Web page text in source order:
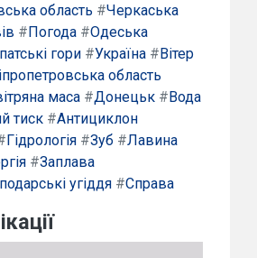
область #Черкаська
# Погода #Одеська
гори #Україна # Вітер
область
маса #Донецьк # Вода
тиск #Антициклон
Гідрологія #Зуб #Лавина
#Заплава
угіддя #Справа